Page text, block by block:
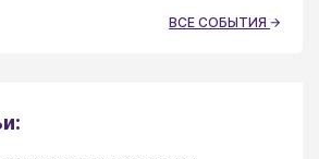
ВСЕ СОБЫТИЯ